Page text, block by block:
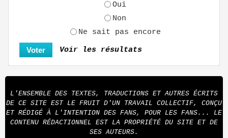
Oui
Non
Ne sait pas encore
Voir les résultats
L'ENSEMBLE DES TEXTES, TRADUCTIONS ET AUTRES ÉCRITS
DE CE SITE EST LE FRUIT D'UN TRAVAIL COLLECTIF, CONÇU
ET RÉDIGÉ À L'INTENTION DES FANS, POUR LES FANS... LE
CONTENU RÉDACTIONNEL EST LA PROPRIÉTÉ DU SITE ET DE
SES AUTEURS.